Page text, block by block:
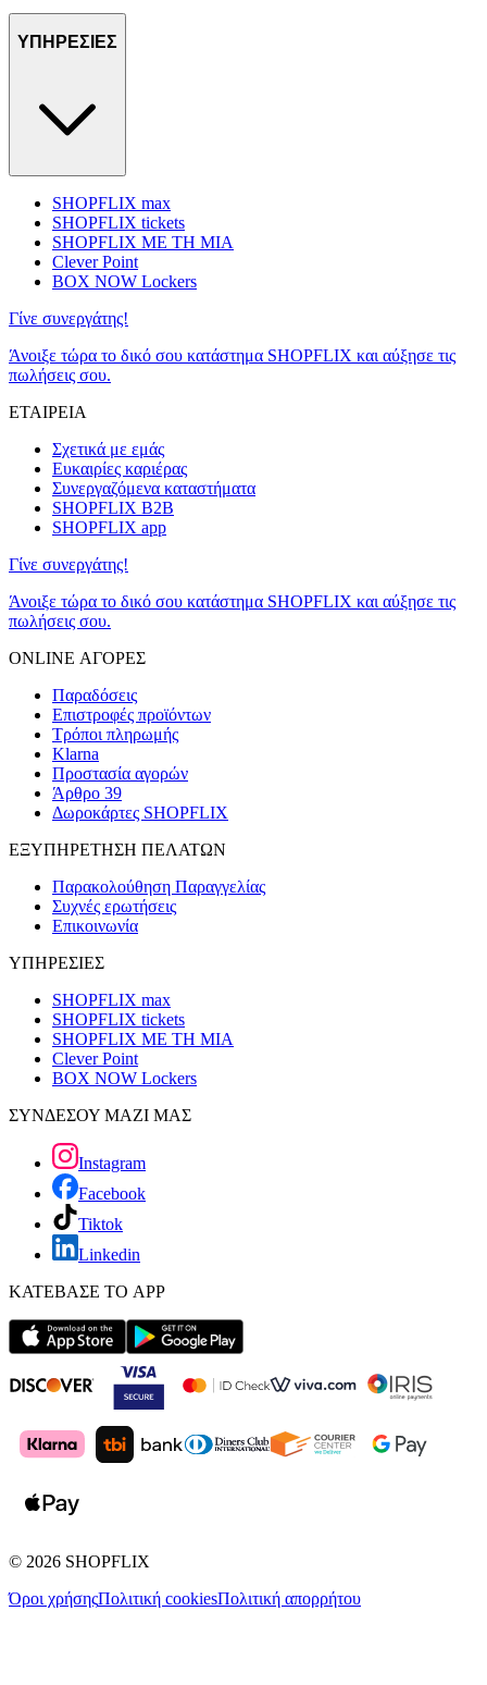
ΥΠΗΡΕΣΙΕΣ
SHOPFLIX max
SHOPFLIX tickets
SHOPFLIX ΜΕ ΤΗ ΜΙΑ
Clever Point
BOX NOW Lockers
Γίνε συνεργάτης!
Άνοιξε τώρα το δικό σου κατάστημα SHOPFLIX και αύξησε τις
πωλήσεις σου.
ΕΤΑΙΡΕΙΑ
Σχετικά με εμάς
Ευκαιρίες καριέρας
Συνεργαζόμενα καταστήματα
SHOPFLIX B2B
SHOPFLIX app
Γίνε συνεργάτης!
Άνοιξε τώρα το δικό σου κατάστημα SHOPFLIX και αύξησε τις
πωλήσεις σου.
ONLINE ΑΓΟΡΕΣ
Παραδόσεις
Επιστροφές προϊόντων
Τρόποι πληρωμής
Klarna
Προστασία αγορών
Άρθρο 39
Δωροκάρτες SHOPFLIX
ΕΞΥΠΗΡΕΤΗΣΗ ΠΕΛΑΤΩΝ
Παρακολούθηση Παραγγελίας
Συχνές ερωτήσεις
Επικοινωνία
ΥΠΗΡΕΣΙΕΣ
SHOPFLIX max
SHOPFLIX tickets
SHOPFLIX ΜΕ ΤΗ ΜΙΑ
Clever Point
BOX NOW Lockers
ΣΥΝΔΕΣΟΥ ΜΑΖΙ ΜΑΣ
Instagram
Facebook
Tiktok
Linkedin
ΚΑΤΕΒΑΣΕ ΤΟ APP
© 2026 SHOPFLIX
Όροι χρήσηςΠολιτική cookiesΠολιτική απορρήτου